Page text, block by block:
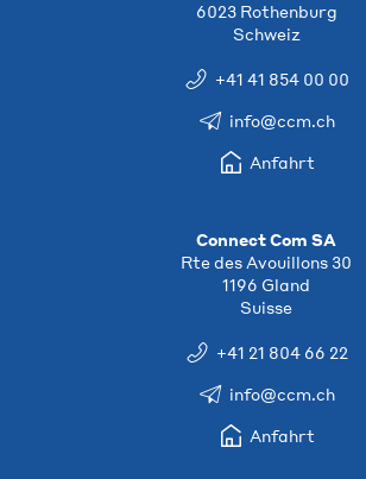
6023 Rothenburg
Schweiz
+41 41 854 00 00
info@ccm.ch
Anfahrt
Connect Com SA
Rte des Avouillons 30
1196 Gland
Suisse
+41 21 804 66 22
info@ccm.ch
Anfahrt